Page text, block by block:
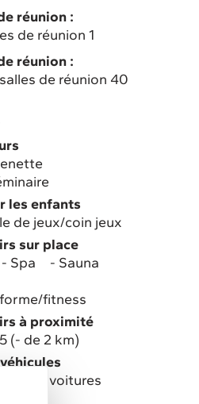
réunion :
de réunion 1
réunion :
de réunion 40
les enfants
de jeux/coin jeux
sur place
Spa
Sauna
fitness
à proximité
(- de 2 km)
pour voitures